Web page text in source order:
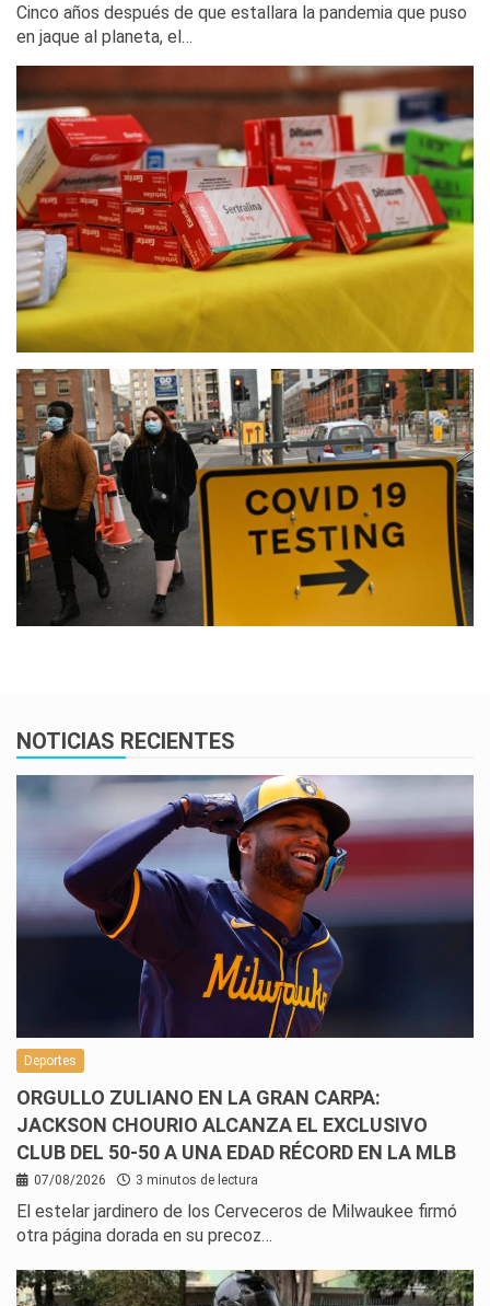
Cinco años después de que estallara la pandemia que puso
en jaque al planeta, el…
NOTICIAS RECIENTES
Deportes
ORGULLO ZULIANO EN LA GRAN CARPA:
JACKSON CHOURIO ALCANZA EL EXCLUSIVO
CLUB DEL 50-50 A UNA EDAD RÉCORD EN LA MLB
07/08/2026 3 minutos de lectura
El estelar jardinero de los Cerveceros de Milwaukee firmó
otra página dorada en su precoz…